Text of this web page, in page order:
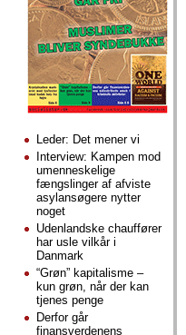
Leder: Det mener vi
Interview: Kampen mod
umenneskelige
fængslinger af afviste
asylansøgere nytter
noget
Udenlandske chauffører
har usle vilkår i
Danmark
“Grøn” kapitalisme –
kun grøn, når der kan
tjenes penge
Derfor går
finansverdenens